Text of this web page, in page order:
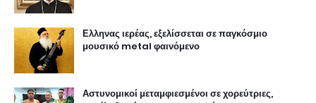
Ελληνας ιερέας, εξελίσσεται σε παγκόσμιο
μουσικό metal φαινόμενο
Αστυνομικοί μεταμφιεσμένοι σε χορεύτριες,